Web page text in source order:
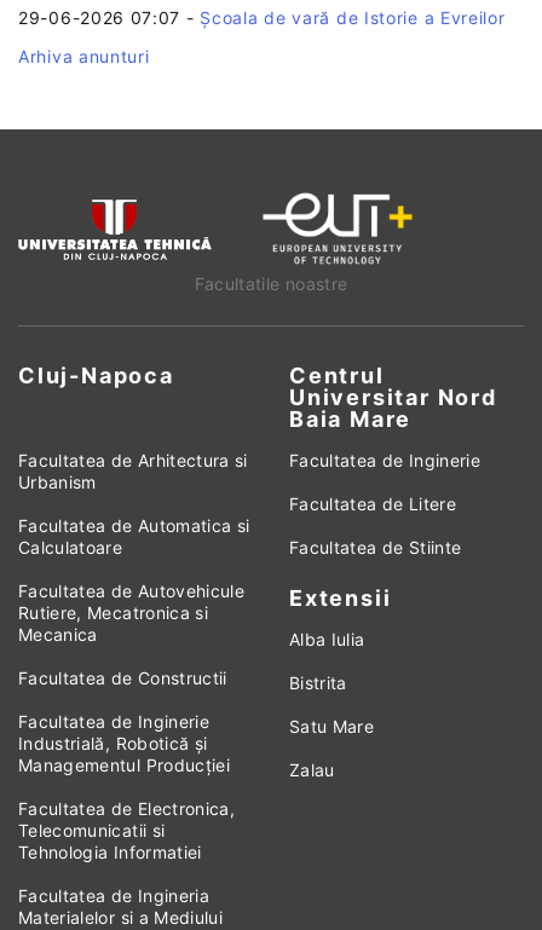
29-06-2026 07:07 - Școala de vară de Istorie a Evreilor
Arhiva anunturi
Facultatile noastre
Cluj-Napoca
Centrul
Universitar Nord
Baia Mare
Facultatea de Arhitectura si
Urbanism
Facultatea de Automatica si
Calculatoare
Facultatea de Autovehicule
Rutiere, Mecatronica si
Mecanica
Facultatea de Constructii
Facultatea de Inginerie
Industrială, Robotică și
Managementul Producției
Facultatea de Electronica,
Telecomunicatii si
Tehnologia Informatiei
Facultatea de Ingineria
Materialelor si a Mediului
Facultatea de Inginerie
Facultatea de Litere
Facultatea de Stiinte
Extensii
Alba Iulia
Bistrita
Satu Mare
Zalau